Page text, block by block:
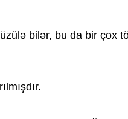
bilər, bu da bir çox